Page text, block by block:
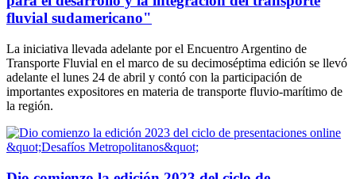
fluvial sudamericano"
La iniciativa llevada adelante por el Encuentro Argentino de
Transporte Fluvial en el marco de su decimoséptima edición se llevó
adelante el lunes 24 de abril y contó con la participación de
importantes expositores en materia de transporte fluvio-marítimo de
la región.